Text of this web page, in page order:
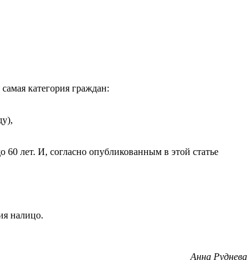
категория граждан:
лет. И, согласно опубликованным в этой статье
налицо.
Анна Руднева